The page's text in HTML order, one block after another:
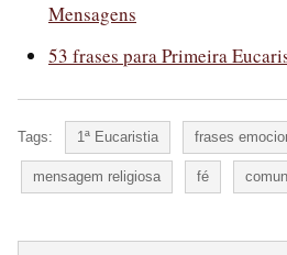
Mensagens
53 frases para Primeira
Tags: 1ª Eucaristia frases
mensagem religiosa fé